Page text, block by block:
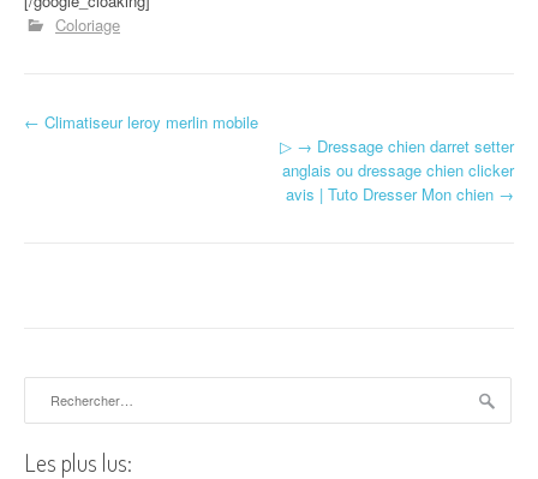
Coloriage
Navigation d'article
← Climatiseur leroy merlin mobile
▷ → Dressage chien darret setter
anglais ou dressage chien clicker
avis | Tuto Dresser Mon chien →
Les plus lus: